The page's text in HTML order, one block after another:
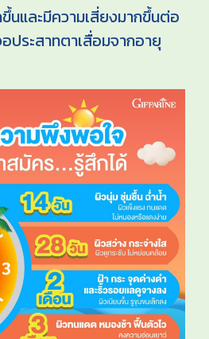
ขึ้นและมีความเสี่ยงมากขึ้นต่อ
ประสาทตาเสื่อมจากอายุ